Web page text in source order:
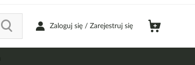
Zaloguj się / Zarejestruj się